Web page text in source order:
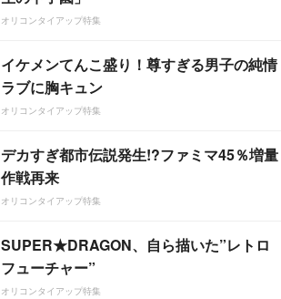
オリコンタイアップ特集
イケメンてんこ盛り！尊すぎる男子の純情
ラブに胸キュン
オリコンタイアップ特集
デカすぎ都市伝説発生!?ファミマ45％増量
作戦再来
オリコンタイアップ特集
SUPER★DRAGON、自ら描いた”レトロ
フューチャー”
オリコンタイアップ特集